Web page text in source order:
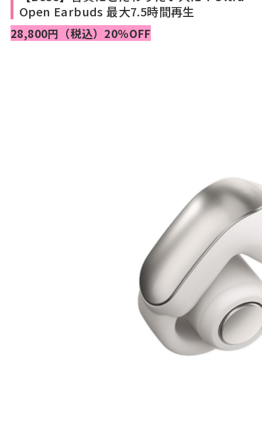
Open Earbuds 最大7.5時間再生
28,800円（税込）20％OFF